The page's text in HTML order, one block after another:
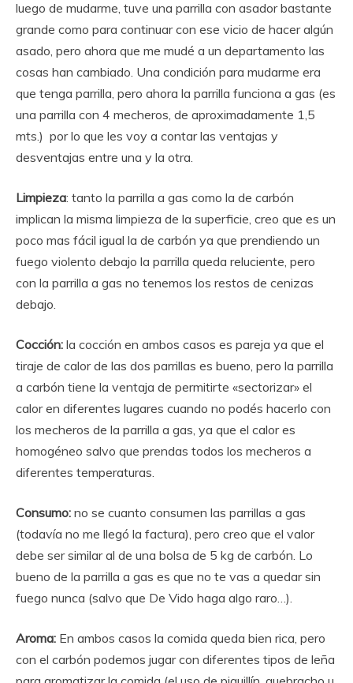
luego de mudarme, tuve una parrilla con asador bastante
grande como para continuar con ese vicio de hacer algún
asado, pero ahora que me mudé a un departamento las
cosas han cambiado. Una condición para mudarme era
que tenga parrilla, pero ahora la parrilla funciona a gas (es
una parrilla con 4 mecheros, de aproximadamente 1,5
mts.) por lo que les voy a contar las ventajas y
desventajas entre una y la otra.
Limpieza: tanto la parrilla a gas como la de carbón
implican la misma limpieza de la superficie, creo que es un
poco mas fácil igual la de carbón ya que prendiendo un
fuego violento debajo la parrilla queda reluciente, pero
con la parrilla a gas no tenemos los restos de cenizas
debajo.
Cocción: la cocción en ambos casos es pareja ya que el
tiraje de calor de las dos parrillas es bueno, pero la parrilla
a carbón tiene la ventaja de permitirte «sectorizar» el
calor en diferentes lugares cuando no podés hacerlo con
los mecheros de la parrilla a gas, ya que el calor es
homogéneo salvo que prendas todos los mecheros a
diferentes temperaturas.
Consumo: no se cuanto consumen las parrillas a gas
(todavía no me llegó la factura), pero creo que el valor
debe ser similar al de una bolsa de 5 kg de carbón. Lo
bueno de la parrilla a gas es que no te vas a quedar sin
fuego nunca (salvo que De Vido haga algo raro…).
Aroma: En ambos casos la comida queda bien rica, pero
con el carbón podemos jugar con diferentes tipos de leña